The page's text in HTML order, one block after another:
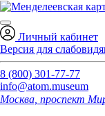
Личный кабинет
Версия для
8 (800) 301-77-77
info@atom.museum
Москва, проспект